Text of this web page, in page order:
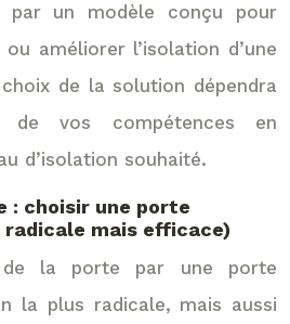
par un modèle conçu pour
ou améliorer l’isolation d’une
de la solution dépendra
de vos compétences en
d’isolation souhaité.
: choisir une porte
mais efficace)
de la porte par une porte
la plus radicale, mais aussi